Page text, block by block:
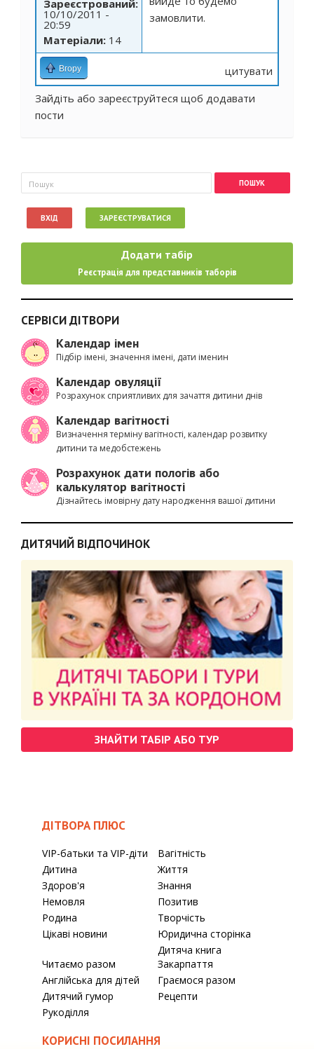
Зареєстрований:
10/10/2011 -
20:59
Матеріали: 14
замовлити.
Вгору
цитувати
Зайдіть або зареєструйтеся щоб додавати
пости
Пошукова форма
Пошук
ВХІД ЗАРЕЄСТРУВАТИСЯ
Додати табір
Реєстрація для представників таборів
СЕРВІСИ ДІТВОРИ
Календар імен
Підбір імені, значення імені, дати іменин
Календар овуляції
Розрахунок сприятливих для зачаття дитини днів
Календар вагітності
Визначення терміну вагітності, календар розвитку
дитини та медобстежень
Розрахунок дати пологів або
калькулятор вагітності
Дізнайтесь імовірну дату народження вашої дитини
ДИТЯЧИЙ ВІДПОЧИНОК
ЗНАЙТИ ТАБІР АБО ТУР
ДІТВОРА ПЛЮС
VIP-батьки та VIP-діти
Вагітність
Дитина
Життя
Здоров'я
Знання
Немовля
Позитив
Родина
Творчість
Цікаві новини
Юридична сторінка
Читаємо разом
Дитяча книга
Закарпаття
Англійська для дітей
Граємося разом
Дитячий гумор
Рецепти
Рукоділля
КОРИСНІ ПОСИЛАННЯ